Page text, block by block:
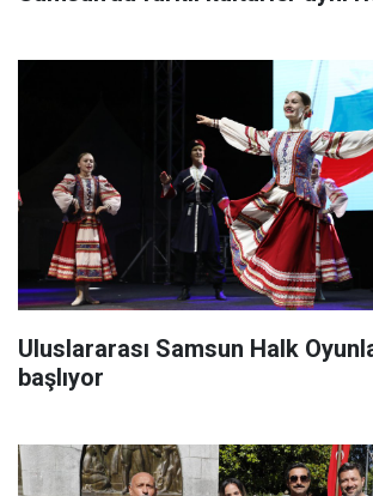
Uluslararası Samsun Halk
başlıyor